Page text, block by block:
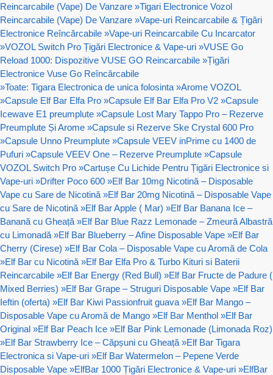
Reincarcabile (Vape) De Vanzare »Tigari Electronice Vozol
Reincarcabile (Vape) De Vanzare »Vape-uri Reincarcabile & Țigări
Electronice Reîncărcabile »Vape-uri Reincarcabile Cu Incarcator
»VOZOL Switch Pro Țigări Electronice & Vape-uri »VUSE Go
Reload 1000: Dispozitive VUSE GO Reincarcabile »Țigări
Electronice Vuse Go Reîncărcabile
»Toate: Tigara Electronica de unica folosinta »Arome VOZOL
»Capsule Elf Bar Elfa Pro »Capsule Elf Bar Elfa Pro V2 »Capsule
Icewave E1 preumplute »Capsule Lost Mary Tappo Pro – Rezerve
Preumplute Și Arome »Capsule si Rezerve Ske Crystal 600 Pro
»Capsule Unno Preumplute »Capsule VEEV inPrime cu 1400 de
Pufuri »Capsule VEEV One – Rezerve Preumplute »Capsule
VOZOL Switch Pro »Cartușe Cu Lichide Pentru Țigări Electronice si
Vape-uri »Drifter Poco 600 »Elf Bar 10mg Nicotină – Disposable
Vape cu Sare de Nicotină »Elf Bar 20mg Nicotină – Disposable Vape
cu Sare de Nicotină »Elf Bar Apple ( Mar) »Elf Bar Banana Ice –
Banană cu Gheață »Elf Bar Blue Razz Lemonade – Zmeură Albastră
cu Limonadă »Elf Bar Blueberry – Afine Disposable Vape »Elf Bar
Cherry (Cirese) »Elf Bar Cola – Disposable Vape cu Aromă de Cola
»Elf Bar cu Nicotină »Elf Bar Elfa Pro & Turbo Kituri si Baterii
Reincarcabile »Elf Bar Energy (Red Bull) »Elf Bar Fructe de Padure (
Mixed Berries) »Elf Bar Grape – Struguri Disposable Vape »Elf Bar
Ieftin (oferta) »Elf Bar Kiwi Passionfruit guava »Elf Bar Mango –
Disposable Vape cu Aromă de Mango »Elf Bar Menthol »Elf Bar
Original »Elf Bar Peach Ice »Elf Bar Pink Lemonade (Limonada Roz)
»Elf Bar Strawberry Ice – Căpșuni cu Gheață »Elf Bar Tigara
Electronica si Vape-uri »Elf Bar Watermelon – Pepene Verde
Disposable Vape »ElfBar 1000 Țigări Electronice & Vape-uri »ElfBar